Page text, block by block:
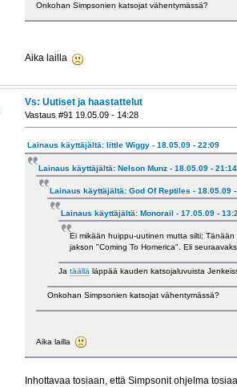
Onkohan Simpsonien katsojat vähentymässä?
Aika lailla
Vs: Uutiset ja haastattelut
Vastaus #91 19.05.09 - 14:28
Lainaus käyttäjältä: little Wiggy - 18.05.09 - 22:09
Lainaus käyttäjältä: Nelson Munz - 18.05.09 - 21:14
Lainaus käyttäjältä: God Of Reptiles - 18.05.09
Lainaus käyttäjältä: Monorail - 17.05.09 -
Ei mikään huippu-uutinen mutta silti:
jakson "Coming To Homerica". Eli
Ja täällä läppää kauden katsojaluvuista
Onkohan Simpsonien katsojat vähentymässä?
Aika lailla
Inhottavaa tosiaan, että Simpsonit ohjelma